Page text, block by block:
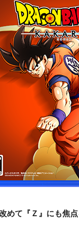
て『Ｚ』にも焦点